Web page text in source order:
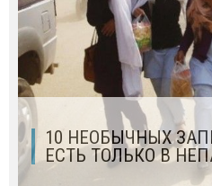
10 НЕОБЫЧНЫХ
ЕСТЬ ТОЛЬКО В